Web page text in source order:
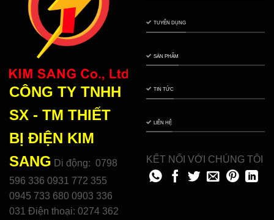
CÔNG TY TNHH
SX - TM THIẾT
BỊ ĐIỆN KIM
SANG Di động: 0798
596 336 0931 772 355
0945 733 680 0903 336
031 Điện thoại: 0274 362
TUYỂN DỤNG
SẢN PHẨM
TIN TỨC
LIÊN HỆ
KẾT NỐI VỚI CHÚNG TÔI